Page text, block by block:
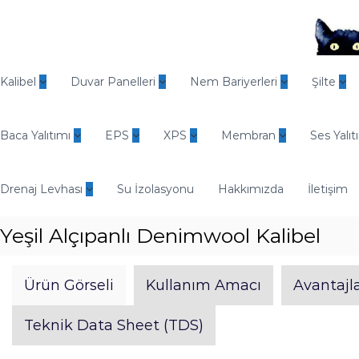
e
d
E
ü
t
Kalibel Duvar Panelleri Nem Bariyerleri Şilte
Baca Yalıtımı EPS XPS Membran Ses
Drenaj Levhası Su İzolasyonu Hakkımızda İletişim
Yeşil Alçıpanlı Denimwool Kalibel
Ürün Görseli Kullanım Amacı
Teknik Data Sheet (TDS)